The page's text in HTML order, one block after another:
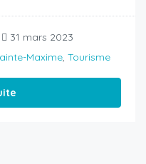
31 mars 2023
Maxime, Tourisme